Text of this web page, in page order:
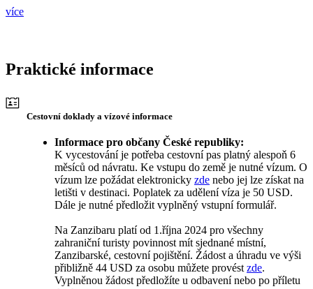
více
Praktické informace
Cestovní doklady a vízové informace
Informace pro občany České republiky:
K vycestování je potřeba cestovní pas platný alespoň 6
měsíců od návratu. Ke vstupu do země je nutné vízum. O
vízum lze požádat elektronicky zde nebo jej lze získat na
letišti v destinaci. Poplatek za udělení víza je 50 USD.
Dále je nutné předložit vyplněný vstupní formulář.
Na Zanzibaru platí od 1.října 2024 pro všechny
zahraniční turisty povinnost mít sjednané místní,
Zanzibarské, cestovní pojištění. Žádost a úhradu ve výši
přibližně 44 USD za osobu můžete provést zde.
Vyplněnou žádost předložíte u odbavení nebo po příletu